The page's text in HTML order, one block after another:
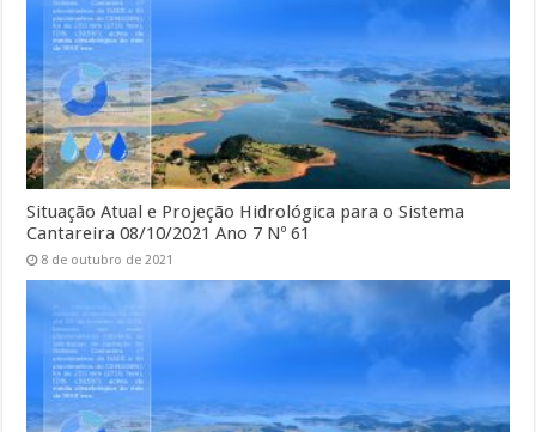
Situação Atual e Projeção Hidrológica para o Sistema
Cantareira 08/10/2021 Ano 7 Nº 61
8 de outubro de 2021